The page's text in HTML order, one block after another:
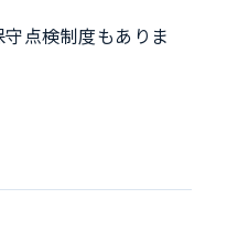
点検制度もありま